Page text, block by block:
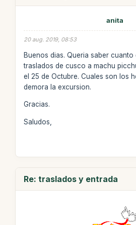
anita
20 aug. 2019, 08:53
Buenos dias. Queria saber cuanto
traslados de cusco a machu
el 25 de Octubre. Cuales son los
demora la excursion.
Gracias.
Saludos,
Re: traslados y entrada